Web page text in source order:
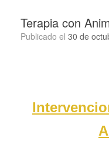
Terapia con
Publicado el 30 de